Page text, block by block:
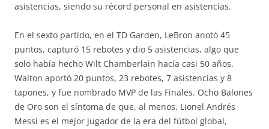
asistencias, siendo su récord personal en asistencias.
En el sexto partido, en el TD Garden, LeBron anotó 45
puntos, capturó 15 rebotes y dio 5 asistencias, algo que
solo había hecho Wilt Chamberlain hacía casi 50 años.
Walton aportó 20 puntos, 23 rebotes, 7 asistencias y 8
tapones, y fue nombrado MVP de las Finales. Ocho Balones
de Oro son el síntoma de que, al menos, Lionel Andrés
Messi es el mejor jugador de la era del fútbol global,